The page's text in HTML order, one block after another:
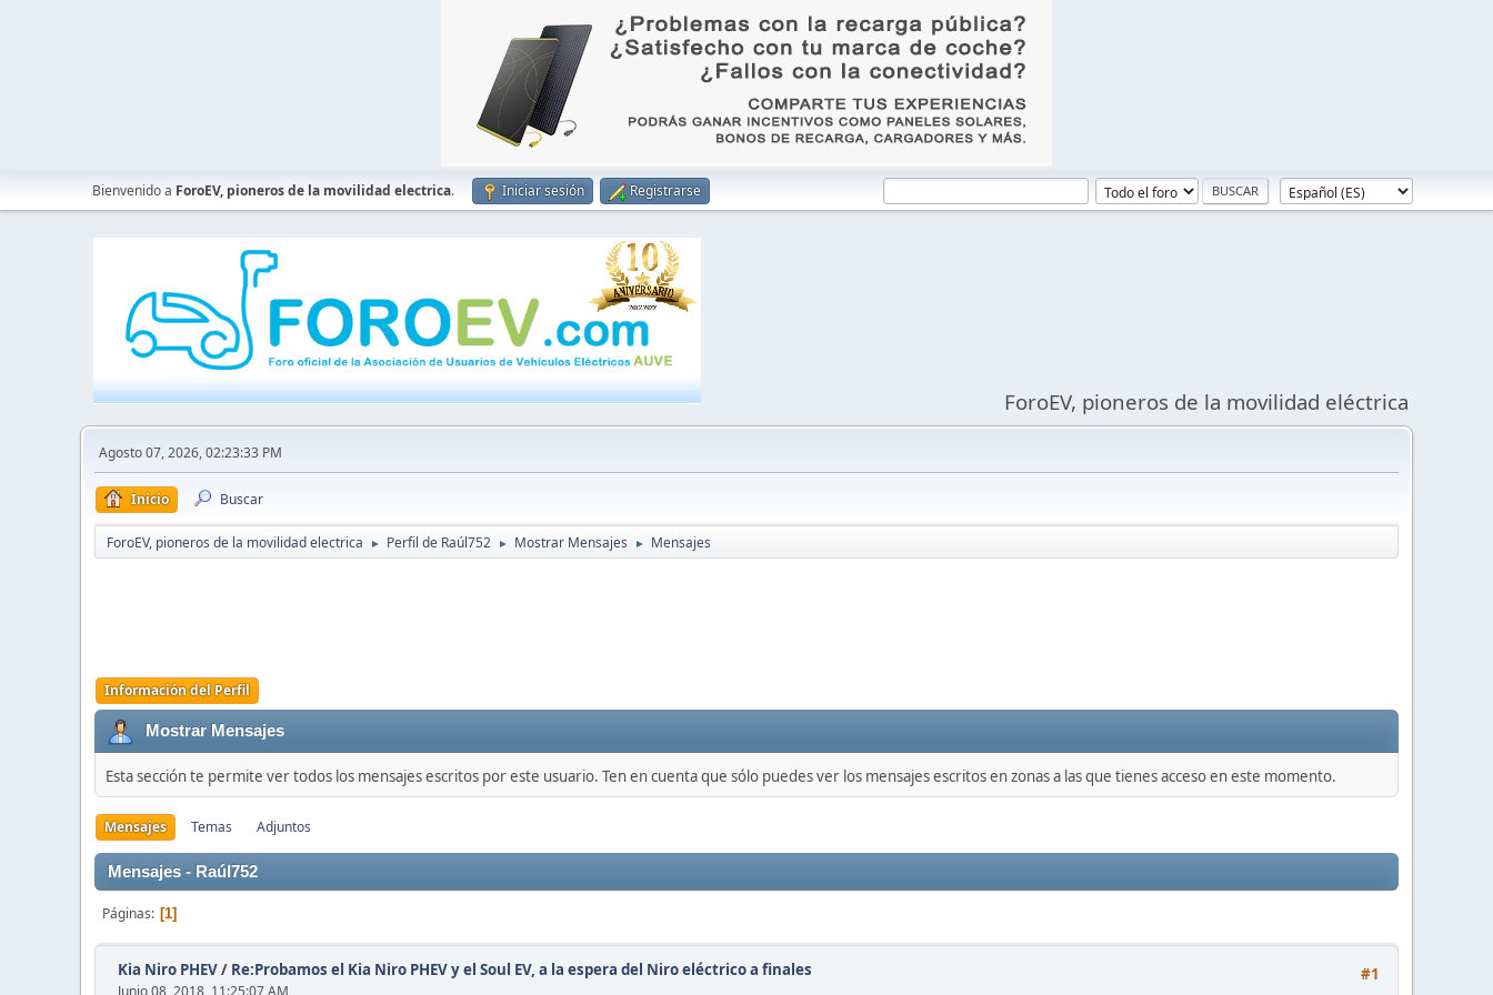
Bienvenido a ForoEV, pioneros de la movilidad electrica. Iniciar sesión Registrarse
ForoEV, pioneros de la movilidad eléctrica
Agosto 07, 2026, 02:23:33 PM
Inicio Buscar
ForoEV, pioneros de la movilidad electrica ► Perfil de Raúl752 ► Mostrar Mensajes ► Mensajes
Información del Perfil
Mostrar Mensajes
Esta sección te permite ver todos los mensajes escritos por este usuario. Ten en cuenta que sólo puedes ver los mensajes escritos en zonas a las que tienes acceso en este momento.
Mensajes Temas Adjuntos
Mensajes - Raúl752
Páginas 1
#1
Kia Niro PHEV/ Re:Probamos el Kia Niro PHEV y el Soul EV, a la espera del Niro eléctrico a finales
Junio 08, 2018, 11:25:07 AM